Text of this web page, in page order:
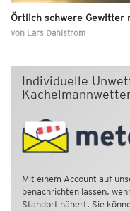
Örtlich schwere Gewitter
von Lars Dahlstrom
Individuelle
Mit einem Account auf
benachrichten lassen,
Standort nähert. Sie